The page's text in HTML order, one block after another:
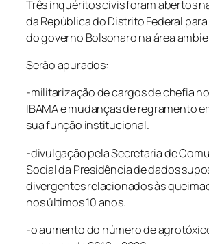
Três inquéritos civis foram abertos
da República do Distrito Federal
do governo Bolsonaro na área
Serão apurados:
-militarização de cargos de chefia
IBAMA e mudanças de regramento
sua função institucional.
-divulgação pela Secretaria de
Social da Presidência de dados
divergentes relacionados às
nos últimos 10 anos.
-o aumento do número de